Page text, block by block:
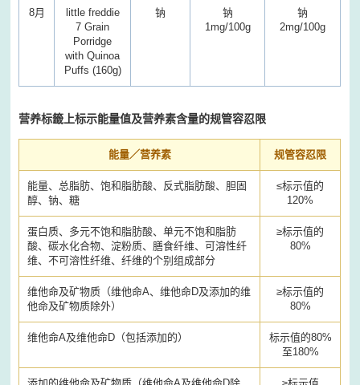
8月
little freddie
7 Grain
Porridge
with Quinoa
Puffs (160g)
钠
钠
1mg/100g
钠
2mg/100g
营养标籤上标示能量值及营养素含量的规管容忍限
能量／营养素 规管容忍限
能量、总脂肪、饱和脂肪酸、反式脂肪酸、胆固
醇、钠、糖
≤标示值的
120%
蛋白质、多元不饱和脂肪酸、单元不饱和脂肪
酸、碳水化合物、淀粉质、膳食纤维、可溶性纤
维、不可溶性纤维、纤维的个别组成部分
≥标示值的
80%
维他命及矿物质（维他命A、维他命D及添加的维
他命及矿物质除外）
≥标示值的
80%
维他命A及维他命D（包括添加的）
标示值的80%
至180%